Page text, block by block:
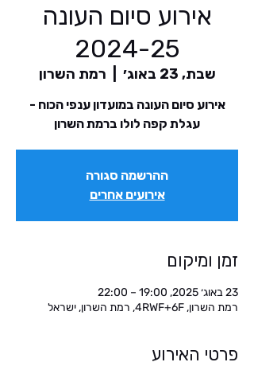
אירוע סיום העונה
2024-25
שבת, 23 באוג׳ רמת השרון
אירוע סיום העונה במועדון ענפי הכוח -
עגלת קפה לולו ברמת השרון
ההרשמה סגורה
אירועים אחרים
זמן ומיקום
23 באוג׳ 2025, 19:00 – 22:00
רמת השרון, 4RWF+6F, רמת השרון, ישראל
פרטי האירוע